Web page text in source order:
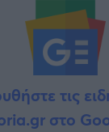
τις
στο